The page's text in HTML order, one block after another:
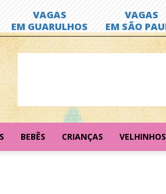
BEBÊS CRIANÇAS VELHINHOS